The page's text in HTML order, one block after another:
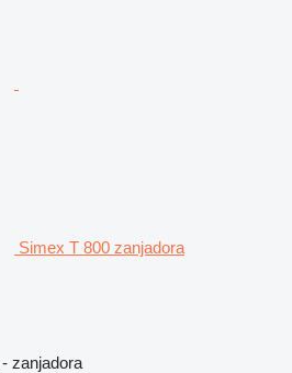
Simex T 800 zanjadora
zanjadora